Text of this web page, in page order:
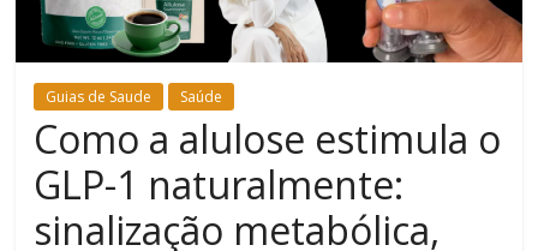
Guias de Saude Saúde
Como a alulose estimula o
GLP-1 naturalmente:
sinalização metabólica,